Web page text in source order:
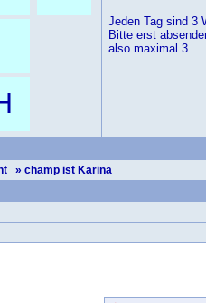
Jeden Tag sind 3
Bitte erst
also maximal 3.
» champ ist Karina